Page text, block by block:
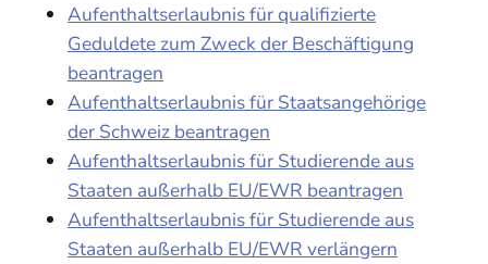
Aufenthaltserlaubnis für qualifizierte
Geduldete zum Zweck der Beschäftigung
beantragen
Aufenthaltserlaubnis für Staatsangehörige
der Schweiz beantragen
Aufenthaltserlaubnis für Studierende aus
Staaten außerhalb EU/EWR beantragen
Aufenthaltserlaubnis für Studierende aus
Staaten außerhalb EU/EWR verlängern